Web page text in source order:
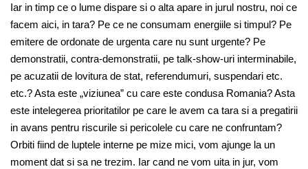
Iar in timp ce o lume dispare si o alta apare in jurul nostru, noi ce
facem aici, in tara? Pe ce ne consumam energiile si timpul? Pe
emitere de ordonate de urgenta care nu sunt urgente? Pe
demonstratii, contra-demonstratii, pe talk-show-uri interminabile,
pe acuzatii de lovitura de stat, referendumuri, suspendari etc.
etc.? Asta este „viziunea” cu care este condusa Romania? Asta
este intelegerea prioritatilor pe care le avem ca tara si a pregatirii
in avans pentru riscurile si pericolele cu care ne confruntam?
Orbiti fiind de luptele interne pe mize mici, vom ajunge la un
moment dat si sa ne trezim. Iar cand ne vom uita in jur, vom